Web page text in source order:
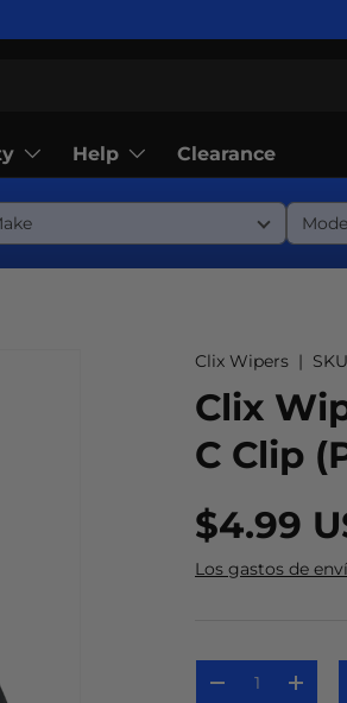
Help Clearance
Clix Wipers |
Clix
C Clip
$4.99
Los gastos de
-
+